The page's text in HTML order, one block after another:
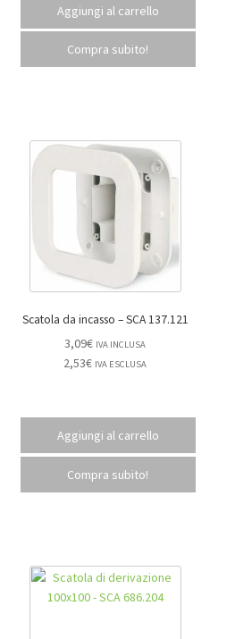
Aggiungi al carrello
Compra subito!
Scatola da incasso – SCA 137.121
3,09€ IVA INCLUSA
2,53€ IVA ESCLUSA
Aggiungi al carrello
Compra subito!